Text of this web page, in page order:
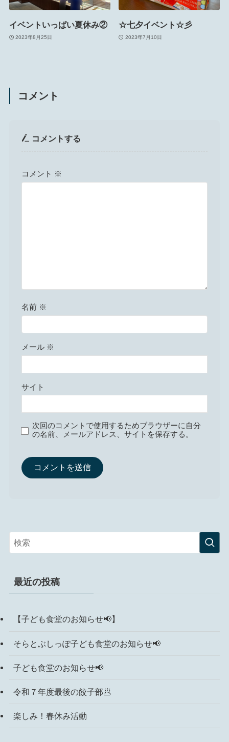
イベントいっぱい夏休み②
2023年8月25日
☆七夕イベント☆彡
2023年7月10日
コメント
コメントする
コメント ※
名前 ※
メール ※
サイト
次回のコメントで使用するためブラウザーに自分
の名前、メールアドレス、サイトを保存する。
最近の投稿
【子ども食堂のお知らせ📢】
そらとぶしっぽ子ども食堂のお知らせ📢
子ども食堂のお知らせ📢
令和７年度最後の餃子部🥟
楽しみ！春休み活動